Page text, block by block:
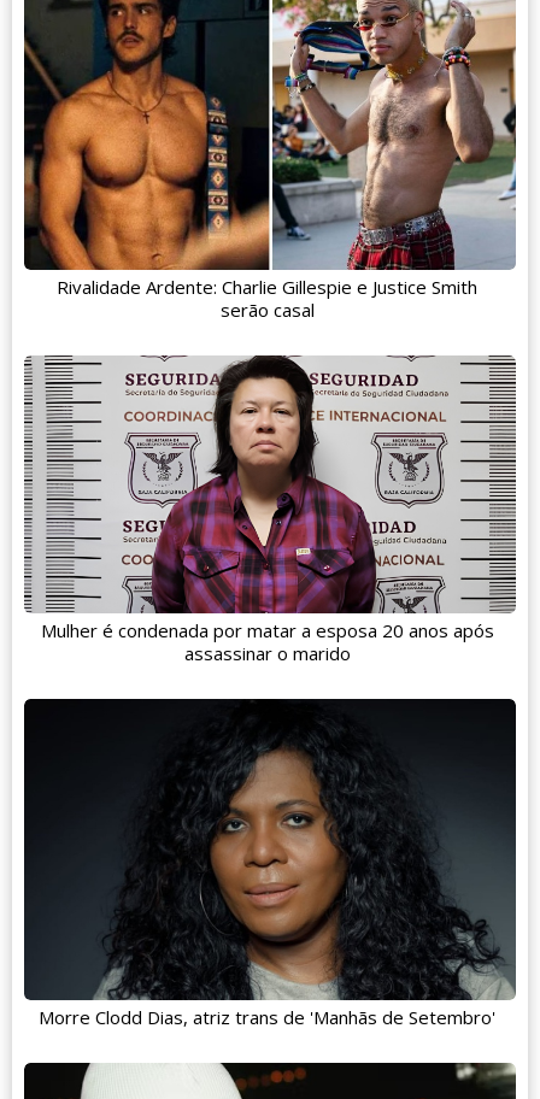
Rivalidade Ardente: Charlie Gillespie e Justice Smith
serão casal
Mulher é condenada por matar a esposa 20 anos após
assassinar o marido
Morre Clodd Dias, atriz trans de 'Manhãs de Setembro'